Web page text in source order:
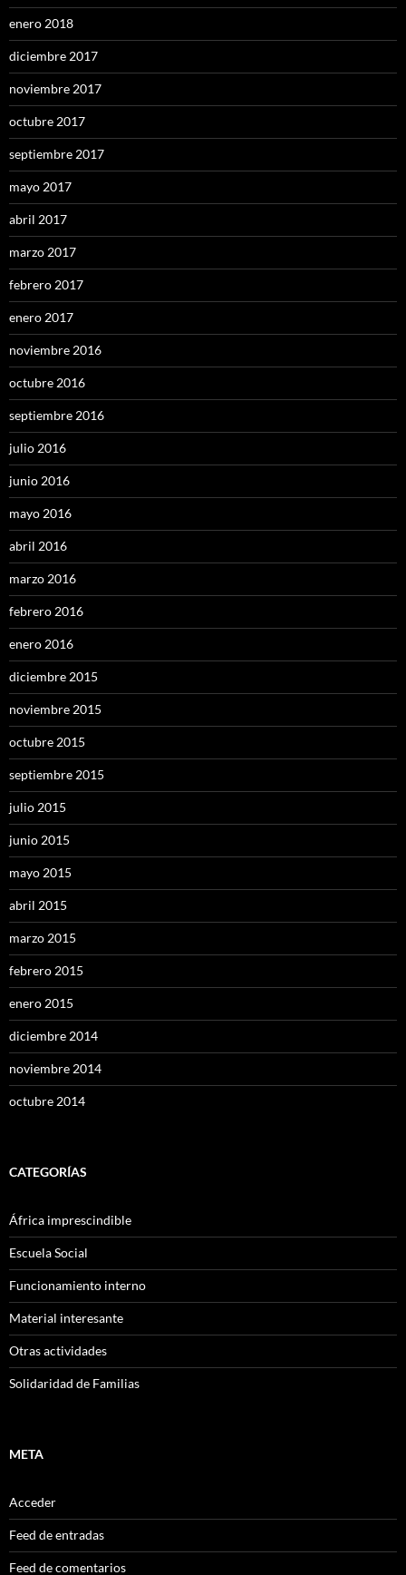
enero 2018
diciembre 2017
noviembre 2017
octubre 2017
septiembre 2017
mayo 2017
abril 2017
marzo 2017
febrero 2017
enero 2017
noviembre 2016
octubre 2016
septiembre 2016
julio 2016
junio 2016
mayo 2016
abril 2016
marzo 2016
febrero 2016
enero 2016
diciembre 2015
noviembre 2015
octubre 2015
septiembre 2015
julio 2015
junio 2015
mayo 2015
abril 2015
marzo 2015
febrero 2015
enero 2015
diciembre 2014
noviembre 2014
octubre 2014
CATEGORÍAS
África imprescindible
Escuela Social
Funcionamiento interno
Material interesante
Otras actividades
Solidaridad de Familias
META
Acceder
Feed de entradas
Feed de comentarios